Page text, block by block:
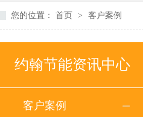
您的位置： 首页 > 客户案例
约翰节能资讯中心
客户案例